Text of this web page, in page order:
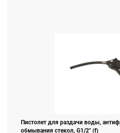
масла, дизельного топлива,
Пистолет для раздачи воды,
обмывания стекол, G1/2" (f)